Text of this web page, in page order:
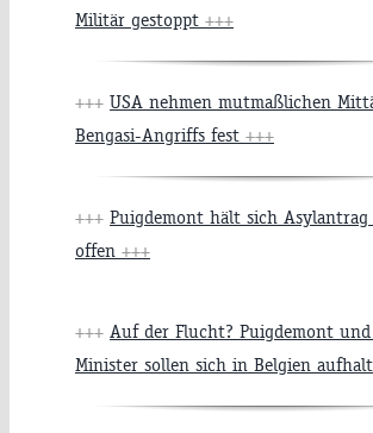
Militär gestoppt +++
+++ USA nehmen mutmaßlichen
Bengasi-Angriffs fest +++
+++ Puigdemont hält sich
offen +++
+++ Auf der Flucht? Puigdemont und
Minister sollen sich in Belgien